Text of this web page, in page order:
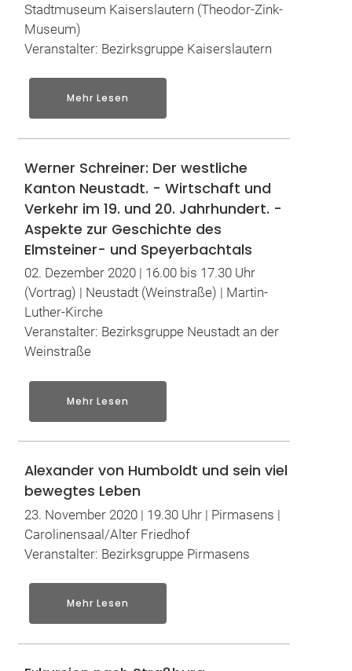
Stadtmuseum Kaiserslautern (Theodor-Zink-
Museum)
Veranstalter: Bezirksgruppe Kaiserslautern
Mehr Lesen
Werner Schreiner: Der westliche
Kanton Neustadt. - Wirtschaft und
Verkehr im 19. und 20. Jahrhundert. -
Aspekte zur Geschichte des
Elmsteiner- und Speyerbachtals
02. Dezember 2020 | 16.00 bis 17.30 Uhr
(Vortrag) | Neustadt (Weinstraße) | Martin-
Luther-Kirche
Veranstalter: Bezirksgruppe Neustadt an der
Weinstraße
Mehr Lesen
Alexander von Humboldt und sein viel
bewegtes Leben
23. November 2020 | 19.30 Uhr | Pirmasens |
Carolinensaal/Alter Friedhof
Veranstalter: Bezirksgruppe Pirmasens
Mehr Lesen